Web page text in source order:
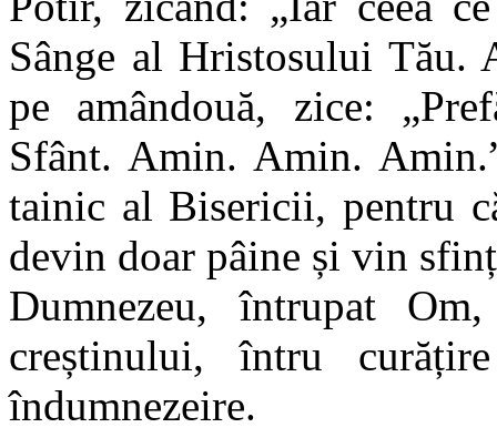
Sânge al Hristosului Tău.
pe amândouă, zice:
Sfânt. Amin. Amin.
tainic al Bisericii, pentru
devin doar pâine și vin
Dumnezeu, întrupat
creștinului, întru
îndumnezeire.